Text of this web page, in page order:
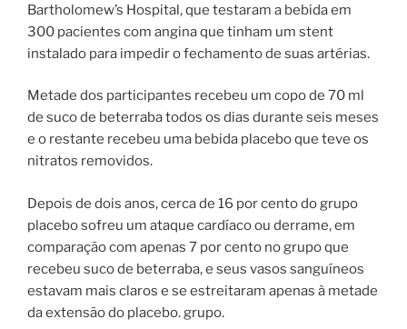
Bartholomew’s Hospital, que testaram a bebida em
300 pacientes com angina que tinham um stent
instalado para impedir o fechamento de suas artérias.
Metade dos participantes recebeu um copo de 70 ml
de suco de beterraba todos os dias durante seis meses
e o restante recebeu uma bebida placebo que teve os
nitratos removidos.
Depois de dois anos, cerca de 16 por cento do grupo
placebo sofreu um ataque cardíaco ou derrame, em
comparação com apenas 7 por cento no grupo que
recebeu suco de beterraba, e seus vasos sanguíneos
estavam mais claros e se estreitaram apenas à metade
da extensão do placebo. grupo.